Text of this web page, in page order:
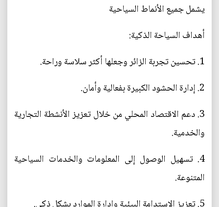
يشمل جميع الأنماط السياحية
أهداف السياحة الذكية:
1. تحسين تجربة الزائر وجعلها أكثر سلاسة وراحة.
2. إدارة الحشود الكبيرة بفعالية وأمان.
3. دعم الاقتصاد المحلي من خلال تعزيز الأنشطة التجارية
والخدمية.
4. تسهيل الوصول إلى المعلومات والخدمات السياحية
المتنوعة.